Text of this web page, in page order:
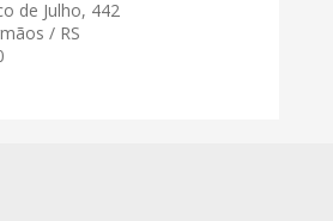
de Julho, 442
/ RS